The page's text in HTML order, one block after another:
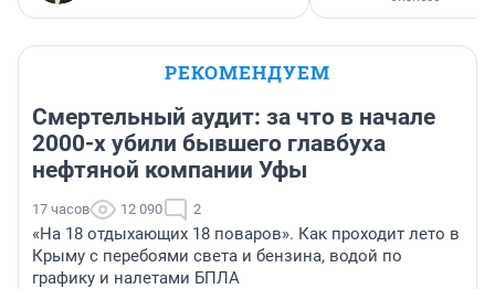
РЕКОМЕНДУЕМ
Смертельный аудит: за что в начале
2000-х убили бывшего главбуха
нефтяной компании Уфы
17 часов 12 090 2
«На 18 отдыхающих 18 поваров». Как проходит лето в
Крыму с перебоями света и бензина, водой по
графику и налетами БПЛА